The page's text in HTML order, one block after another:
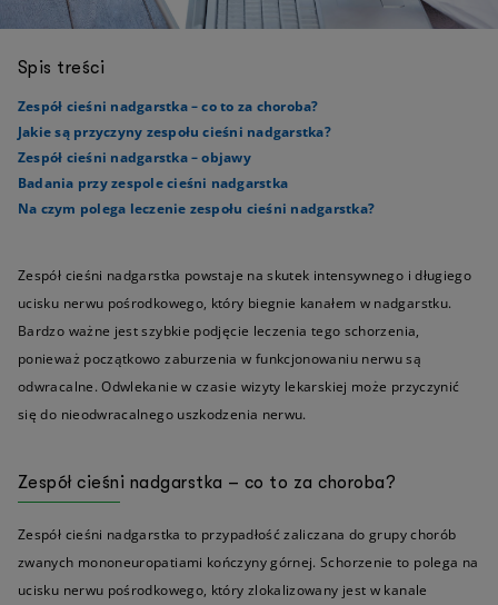
Spis treści
Zespół cieśni nadgarstka – co to za choroba?
Jakie są przyczyny zespołu cieśni nadgarstka?
Zespół cieśni nadgarstka – objawy
Badania przy zespole cieśni nadgarstka
Na czym polega leczenie zespołu cieśni nadgarstka?
Zespół cieśni nadgarstka powstaje na skutek intensywnego i długiego
ucisku nerwu pośrodkowego, który biegnie kanałem w nadgarstku.
Bardzo ważne jest szybkie podjęcie leczenia tego schorzenia,
ponieważ początkowo zaburzenia w funkcjonowaniu nerwu są
odwracalne. Odwlekanie w czasie wizyty lekarskiej może przyczynić
się do nieodwracalnego uszkodzenia nerwu.
Zespół cieśni nadgarstka – co to za choroba?
Zespół cieśni nadgarstka to przypadłość zaliczana do grupy chorób
zwanych mononeuropatiami kończyny górnej. Schorzenie to polega na
ucisku nerwu pośrodkowego, który zlokalizowany jest w kanale